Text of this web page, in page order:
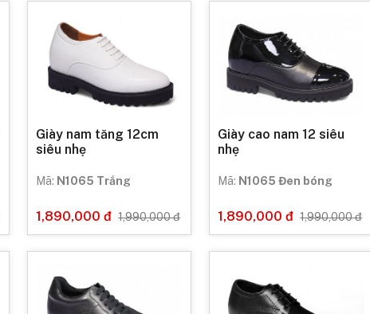
Giày nam tăng 12cm
siêu nhẹ
Mã: N1065 Trắng
1,890,000 đ 1,990,000 đ
Giày cao nam 12 siêu
nhẹ
Mã: N1065 Đen bóng
1,890,000 đ 1,990,000 đ